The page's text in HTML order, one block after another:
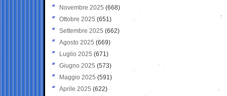
Novembre 2025 (668)
Ottobre 2025 (651)
Settembre 2025 (662)
Agosto 2025 (669)
Luglio 2025 (671)
Giugno 2025 (573)
Maggio 2025 (591)
Aprile 2025 (622)